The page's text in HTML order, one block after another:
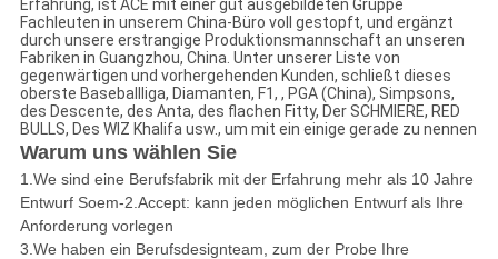
Erfahrung, ist ACE mit einer gut ausgebildeten Gruppe
Fachleuten in unserem China-Büro voll gestopft, und ergänzt
durch unsere erstrangige Produktionsmannschaft an unseren
Fabriken in Guangzhou, China. Unter unserer Liste von
gegenwärtigen und vorhergehenden Kunden, schließt dieses
oberste Baseballliga, Diamanten, F1, , PGA (China), Simpsons,
des Descente, des Anta, des flachen Fitty, Der SCHMIERE, RED
BULLS, Des WIZ Khalifa usw., um mit ein einige gerade zu nennen
Warum uns wählen Sie
1.We sind eine Berufsfabrik mit der Erfahrung mehr als 10 Jahre
Entwurf Soem-2.Accept: kann jeden möglichen Entwurf als Ihre
Anforderung vorlegen
3.We haben ein Berufsdesignteam, zum der Probe Ihre